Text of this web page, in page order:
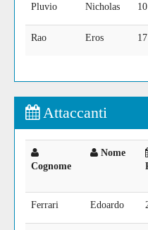
Pluvio Nicholas 10
Rao Eros 17
Attaccanti
Cognome
Nome
Ferrari Edoardo